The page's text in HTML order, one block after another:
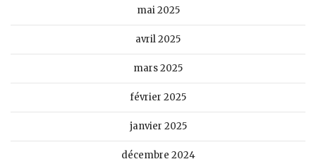
mai 2025
avril 2025
mars 2025
février 2025
janvier 2025
décembre 2024